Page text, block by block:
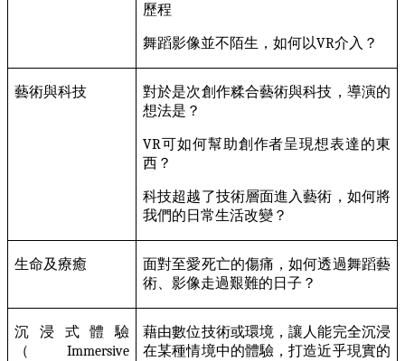
歷程
舞蹈影像並不陌生，如何以VR介入？
藝術與科技
對於是次創作糅合藝術與科技，導演的
想法是？
VR可如何幫助創作者呈現想表達的東
西？
科技超越了技術層面進入藝術，如何將
我們的日常生活改變？
生命及療癒
面對至愛死亡的傷痛，如何透過舞蹈藝
術、影像走過艱難的日子？
沉浸式體驗
（ Immersive
藉由數位技術或環境，讓人能完全沉浸
在某種情境中的體驗，打造近乎現實的